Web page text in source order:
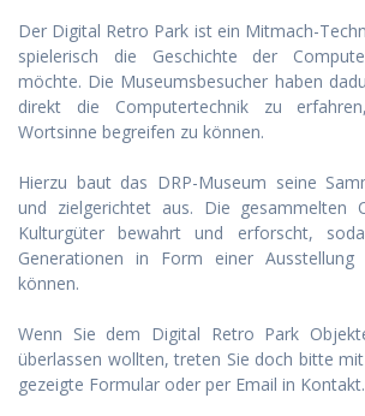
Der Digital Retro Park ist ein Mitmach-
spielerisch die Geschichte der
möchte. Die Museumsbesucher haben
direkt die Computertechnik zu
Wortsinne begreifen zu können.
Hierzu baut das DRP-Museum seine
und zielgerichtet aus. Die gesammelten
Kulturgüter bewahrt und erforscht,
Generationen in Form einer Ausstellung
können.
Wenn Sie dem Digital Retro Park
überlassen wollten, treten Sie doch bitte
gezeigte Formular oder per Email in Kontakt.